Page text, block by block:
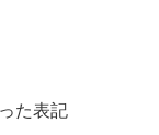
た表記